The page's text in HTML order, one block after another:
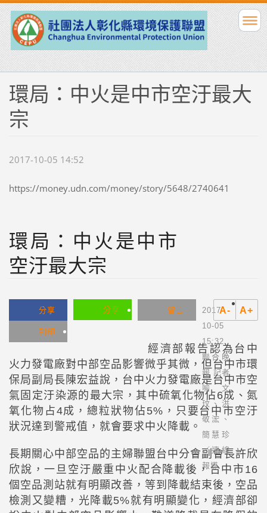
環局：中火是中市空汙最大
宗
2017-10-05 14:52
https://money.udn.com/money/story/5648/2740641
環局：中火是中市
空汙最大宗
分享 分享 留言
列印
A- A+
2017-
10-05
15:32
聯合晚
報 記者
喻文
玟、洪
敬浤、
簡慧珍
／連線
報導
經濟部報告認為台中
火力發電廠對中部空品影響微乎其微，但台中市環
保局副局長陳宏益說，台中火力發電廠是台中市空
氣固定汙染源的最大宗，其中硫氧化物佔6成、氮
氧化物占4成，總粒狀物佔5%，只要台中市空汙
狀況達到警戒值，就會要求中火降載。
長期關心中部空品的主婦聯盟台中分會副會長許欣
欣說，一旦空汙嚴重中火配合降載後，台中市16
個空品測站就有明顯改善，等到降載結束後，空品
檢測又變糟，光降載5%就有明顯變化，經濟部卻